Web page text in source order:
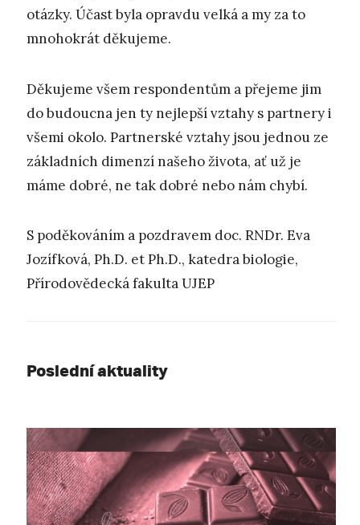
otázky. Účast byla opravdu velká a my za to
mnohokrát děkujeme.
Děkujeme všem respondentům a přejeme jim
do budoucna jen ty nejlepší vztahy s partnery i
všemi okolo. Partnerské vztahy jsou jednou ze
základních dimenzí našeho života, ať už je
máme dobré, ne tak dobré nebo nám chybí.
S poděkováním a pozdravem doc. RNDr. Eva
Jozífková, Ph.D. et Ph.D., katedra biologie,
Přírodovědecká fakulta UJEP
Poslední aktuality